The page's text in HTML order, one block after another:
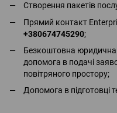
Створення пакетів
Прямий контакт
+380674745290;
Безкоштовна юридична
допомога в подачі
повітряного простору;
Допомога в підготовці